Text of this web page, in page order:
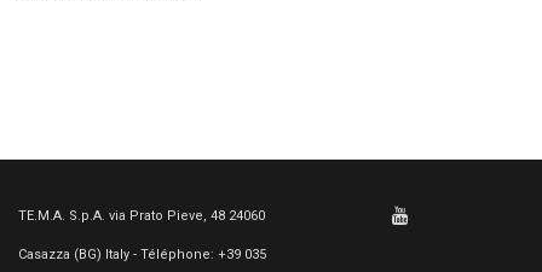
TE.M.A. S.p.A. via Prato Pieve, 48 24060
Casazza (BG) Italy - Téléphone: +39 035